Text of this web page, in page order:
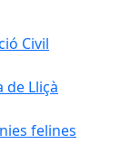
Civil
de Lliçà
felines